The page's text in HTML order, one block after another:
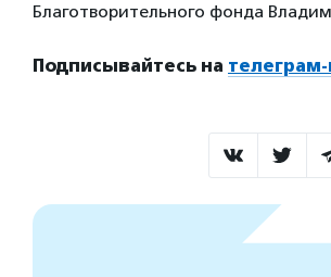
Благотворительного фонда
Подписывайтесь на